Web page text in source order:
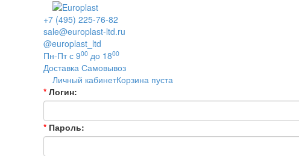
+7 (495) 225-76-82
sale@europlast-ltd.ru
@europlast_ltd
Пн-Пт с 900 до 1800
Доставка Самовывоз
Личный кабинетКорзина пуста
* Логин:
* Пароль: